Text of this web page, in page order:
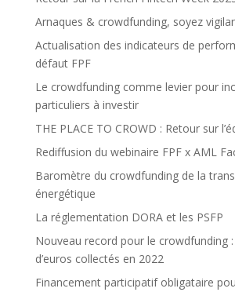
Arnaques & crowdfunding, soyez
Actualisation des indicateurs de
défaut FPF
Le crowdfunding comme levier pour
particuliers à investir
THE PLACE TO CROWD : Retour sur
Rediffusion du webinaire FPF x AML
Baromètre du crowdfunding de la
énergétique
La réglementation DORA et les PSFP
Nouveau record pour le crowdfunding
d’euros collectés en 2022
Financement participatif obligataire